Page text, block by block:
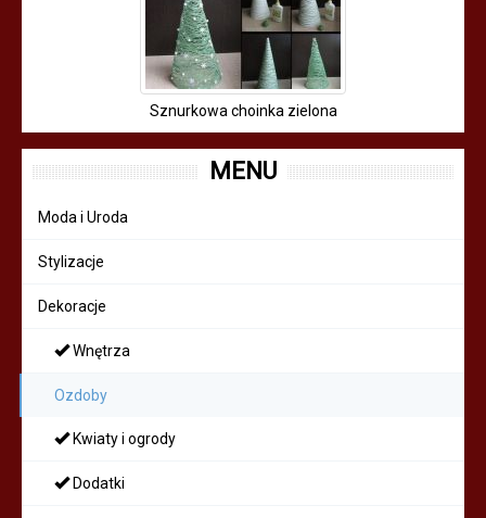
Sznurkowa choinka zielona
MENU
Moda i Uroda
Stylizacje
Dekoracje
Wnętrza
Ozdoby
Kwiaty i ogrody
Dodatki